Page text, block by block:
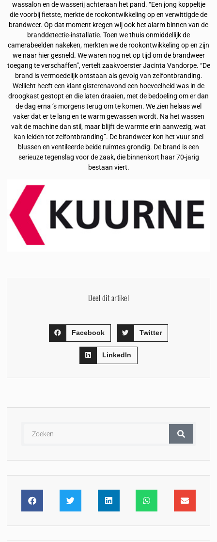
wassalon en de wasserij achteraan het pand. “Een jong koppeltje
die voorbij fietste, merkte de rookontwikkeling op en verwittigde de
brandweer. Op dat moment kregen wij ook het alarm binnen van de
branddetectie-installatie. Toen we thuis onmiddellijk de
camerabeelden nakeken, merkten we de rookontwikkeling op en zijn
we naar hier gesneld. We waren nog net op tijd om de brandweer
toegang te verschaffen”, vertelt zaakvoerster Jacinta Vandorpe. “De
brand is vermoedelijk ontstaan als gevolg van zelfontbranding.
Wellicht heeft een klant gisterenavond een hoeveelheid was in de
droogkast gestopt en die laten draaien, met de bedoeling om er dan
de dag erna ’s morgens terug om te komen. We zien helaas wel
vaker dat er te lang en te warm gewassen wordt. Na het wassen
valt de machine dan stil, maar blijft de warmte erin aanwezig, wat
kan leiden tot zelfontbranding”. De brandweer kon het vuur snel
blussen en ventileerde beide ruimtes grondig. De brand is een
serieuze tegenslag voor de zaak, die binnenkort haar 70-jarig
bestaan viert.
Deel dit artikel
Facebook Twitter
LinkedIn